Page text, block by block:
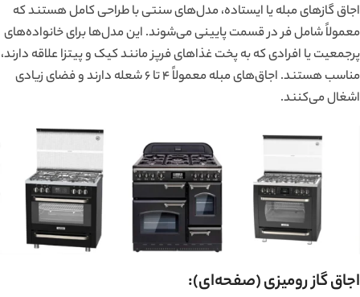
اجاق گازهای مبله یا ایستاده، مدل‌های سنتی با طراحی کامل هستند که
معمولاً شامل فر در قسمت پایینی می‌شوند. این مدل‌ها برای خانواده‌های
پرجمعیت یا افرادی که به پخت غذاهای فرپز مانند کیک و پیتزا علاقه دارند،
مناسب هستند. اجاق‌های مبله معمولاً ۴ تا ۶ شعله دارند و فضای زیادی
اشغال می‌کنند.
اجاق گاز رومیزی (صفحه‌ای):